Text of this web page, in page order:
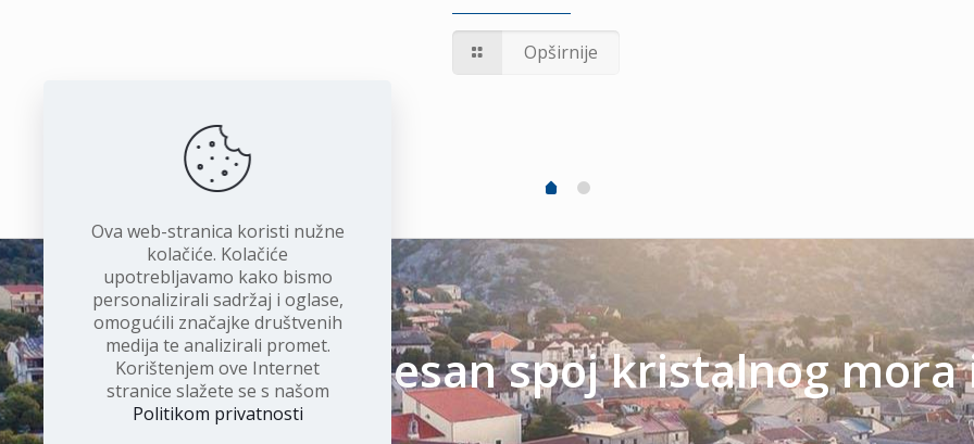
Opširnije
Čudesan spoj kristalnog
Ova web-stranica koristi nužne
kolačiće. Kolačiće
upotrebljavamo kako bismo
personalizirali sadržaj i oglase,
omogućili značajke društvenih
medija te analizirali promet.
Korištenjem ove Internet
stranice slažete se s našom
Politikom privatnosti